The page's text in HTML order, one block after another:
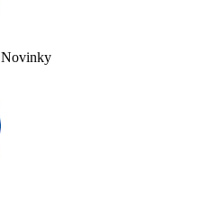
Novinky